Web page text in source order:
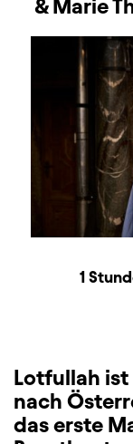
&Marie
Beschreibung
Dauer und
1
Lotfullah ist
nach
das erste